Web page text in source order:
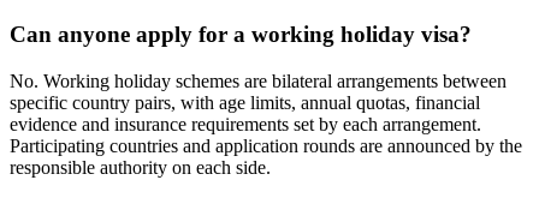
Can anyone apply for a working holiday visa?
No. Working holiday schemes are bilateral arrangements between
specific country pairs, with age limits, annual quotas, financial
evidence and insurance requirements set by each arrangement.
Participating countries and application rounds are announced by the
responsible authority on each side.